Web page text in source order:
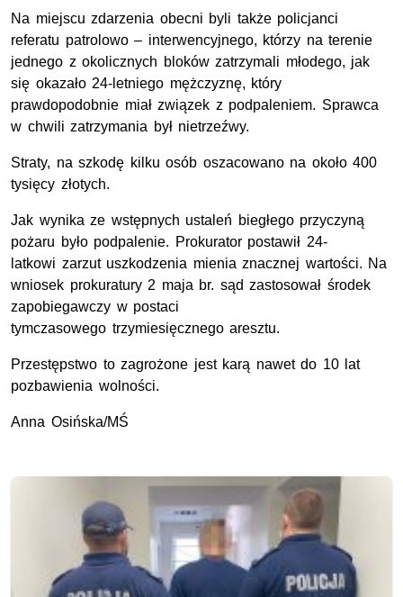
Na miejscu zdarzenia obecni byli także policjanci
referatu patrolowo – interwencyjnego, którzy na terenie
jednego z okolicznych bloków zatrzymali młodego, jak
się okazało 24-letniego mężczyznę, który
prawdopodobnie miał związek z podpaleniem. Sprawca
w chwili zatrzymania był nietrzeźwy.
Straty, na szkodę kilku osób oszacowano na około 400
tysięcy złotych.
Jak wynika ze wstępnych ustaleń biegłego przyczyną
pożaru było podpalenie. Prokurator postawił 24-
latkowi zarzut uszkodzenia mienia znacznej wartości. Na
wniosek prokuratury 2 maja br. sąd zastosował środek
zapobiegawczy w postaci
tymczasowego trzymiesięcznego aresztu.
Przestępstwo to zagrożone jest karą nawet do 10 lat
pozbawienia wolności.
Anna Osińska/MŚ